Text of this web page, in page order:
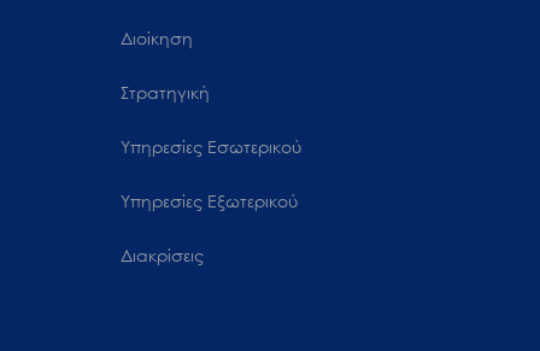
Διοίκηση
Στρατηγική
Υπηρεσίες Εσωτερικού
Υπηρεσίες Εξωτερικού
Διακρίσεις